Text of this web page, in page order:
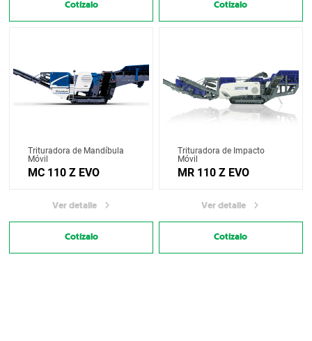
Cotízalo Cotízalo
Trituradora de Mandíbula
Móvil
MC 110 Z EVO
Ver detalle
Cotízalo
Trituradora de Impacto
Móvil
MR 110 Z EVO
Ver detalle
Cotízalo